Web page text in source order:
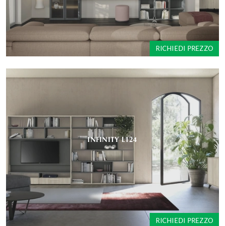
RICHIEDI PREZZO
INFINITY L124
RICHIEDI PREZZO